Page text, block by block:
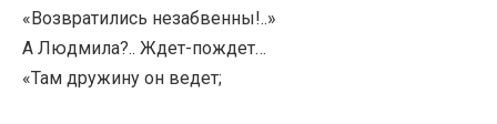
«Возвратились незабвенны!..»
А Людмила?.. Ждет-пождет…
«Там дружину он ведет;